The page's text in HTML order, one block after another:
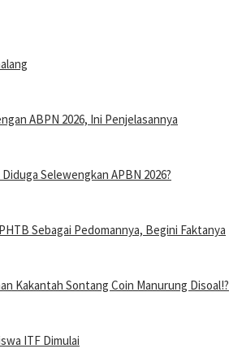
ABPN 2026, Ini Penjelasannya
Selewengkan APBN 2026?
Sebagai Pedomannya, Begini Faktanya
Kakantah Sontang Coin Manurung Disoal!?
ITF Dimulai